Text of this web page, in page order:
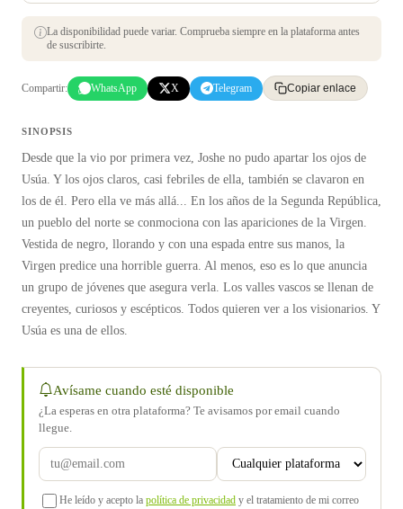
La disponibilidad puede variar. Comprueba siempre en la plataforma antes
de suscribirte.
Compartir: WhatsApp X Telegram Copiar enlace
SINOPSIS
Desde que la vio por primera vez, Joshe no pudo apartar los ojos de
Usúa. Y los ojos claros, casi febriles de ella, también se clavaron en
los de él. Pero ella ve más allá... En los años de la Segunda República,
un pueblo del norte se conmociona con las apariciones de la Virgen.
Vestida de negro, llorando y con una espada entre sus manos, la
Virgen predice una horrible guerra. Al menos, eso es lo que anuncia
un grupo de jóvenes que asegura verla. Los valles vascos se llenan de
creyentes, curiosos y escépticos. Todos quieren ver a los visionarios. Y
Usúa es una de ellos.
Avísame cuando esté disponible
¿La esperas en otra plataforma? Te avisamos por email cuando
llegue.
He leído y acepto la política de privacidad y el tratamiento de mi correo